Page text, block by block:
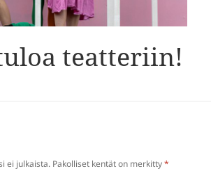
teatteriin!
ei julkaista. Pakolliset kentät on merkitty*